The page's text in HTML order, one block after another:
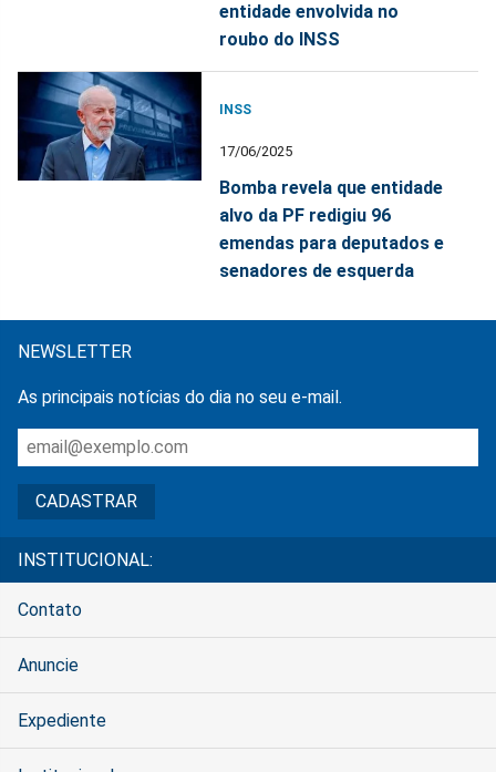
entidade envolvida no
roubo do INSS
INSS
17/06/2025
Bomba revela que entidade
alvo da PF redigiu 96
emendas para deputados e
senadores de esquerda
NEWSLETTER
As principais notícias do dia no seu e-mail.
INSTITUCIONAL:
Contato
Anuncie
Expediente